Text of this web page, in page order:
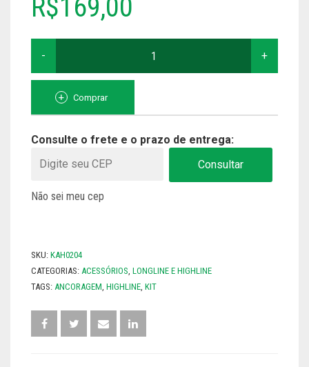
TODOS
R$169,00
PARA
HIGHLINE-
CORDAS
QUANTIDADE
Comprar
Consulte o frete e o prazo de entrega:
Consultar
Não sei meu cep
SKU: KAH0204
CATEGORIAS: ACESSÓRIOS LONGLINE E HIGHLINE
TAGS: ANCORAGEM HIGHLINE KIT